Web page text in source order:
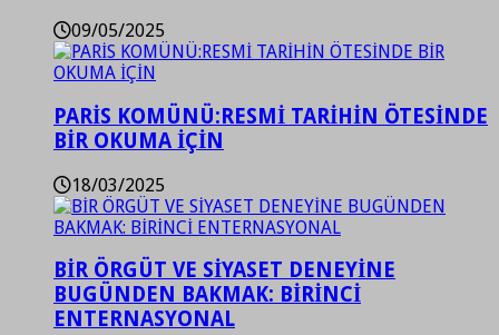
09/05/2025
PARİS KOMÜNÜ:RESMİ TARİHİN ÖTESİNDE
BİR OKUMA İÇİN
18/03/2025
BİR ÖRGÜT VE SİYASET DENEYİNE
BUGÜNDEN BAKMAK: BİRİNCİ
ENTERNASYONAL